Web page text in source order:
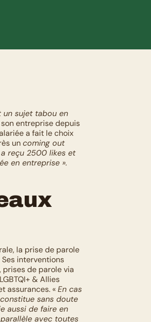
un sujet tabou en
entreprise depuis
a fait le choix
un coming out
reçu 2500 likes et
en entreprise ».
la prise de parole
interventions
LGBTQI+ & Allies
assurances. « En cas
sans doute
aussi de faire en
avec toutes